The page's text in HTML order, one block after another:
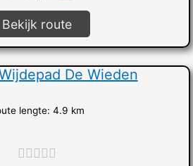
Bekijk route
De Wieden
lengte: 4.9 km